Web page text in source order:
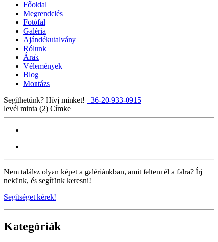
Főoldal
Megrendelés
Fotófal
Galéria
Ajándékutalvány
Rólunk
Árak
Vélemények
Blog
Montázs
Segíthetünk? Hívj minket! +36-20-933-0915
levél minta (2) Címke
Nem találsz olyan képet a galériánkban, amit feltennél a falra? Írj
nekünk, és segítünk keresni!
Segítséget kérek!
Kategóriák